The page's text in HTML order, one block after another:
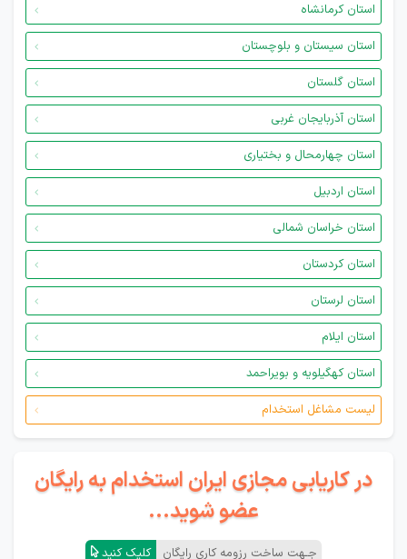
استان کرمانشاه
استان سیستان و بلوچستان
استان گلستان
استان آذربایجان غربی
استان چهارمحال و بختیاری
استان اردبیل
استان خراسان شمالی
استان کردستان
استان لرستان
استان ایلام
استان کهگیلویه و بویراحمد
لیست مشاغل استخدام
در کاریابی مجازی ایران استخدام به رایگان
عضو شوید...
جـهت ساخت رزومه کاری رایگان کلیک کنید